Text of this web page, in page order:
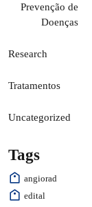
Prevenção de
Doenças
Research
Tratamentos
Uncategorized
Tags
angiorad
edital